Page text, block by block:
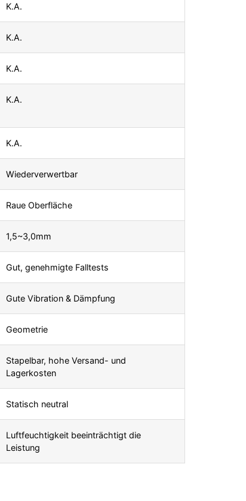
K.A.
K.A.
K.A.
K.A.
K.A.
Wiederverwertbar
Raue Oberfläche
1,5~3,0mm
Gut, genehmigte Falltests
Gute Vibration & Dämpfung
Geometrie
Stapelbar, hohe Versand- und
Lagerkosten
Statisch neutral
Luftfeuchtigkeit beeinträchtigt die
Leistung